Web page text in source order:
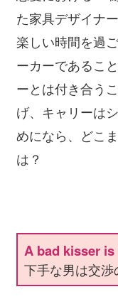
た家具デザイナ
楽しい時間を過
ーカーであるこ
ーとは付き合う
げ、キャリーは
めになら、どこ
は？
A bad kisser
下手な男は交渉